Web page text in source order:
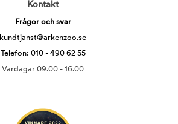
Kontakt
Frågor och svar
kundtjanst@arkenzoo.se
Telefon: 010 - 490 62 55
Vardagar 09.00 - 16.00